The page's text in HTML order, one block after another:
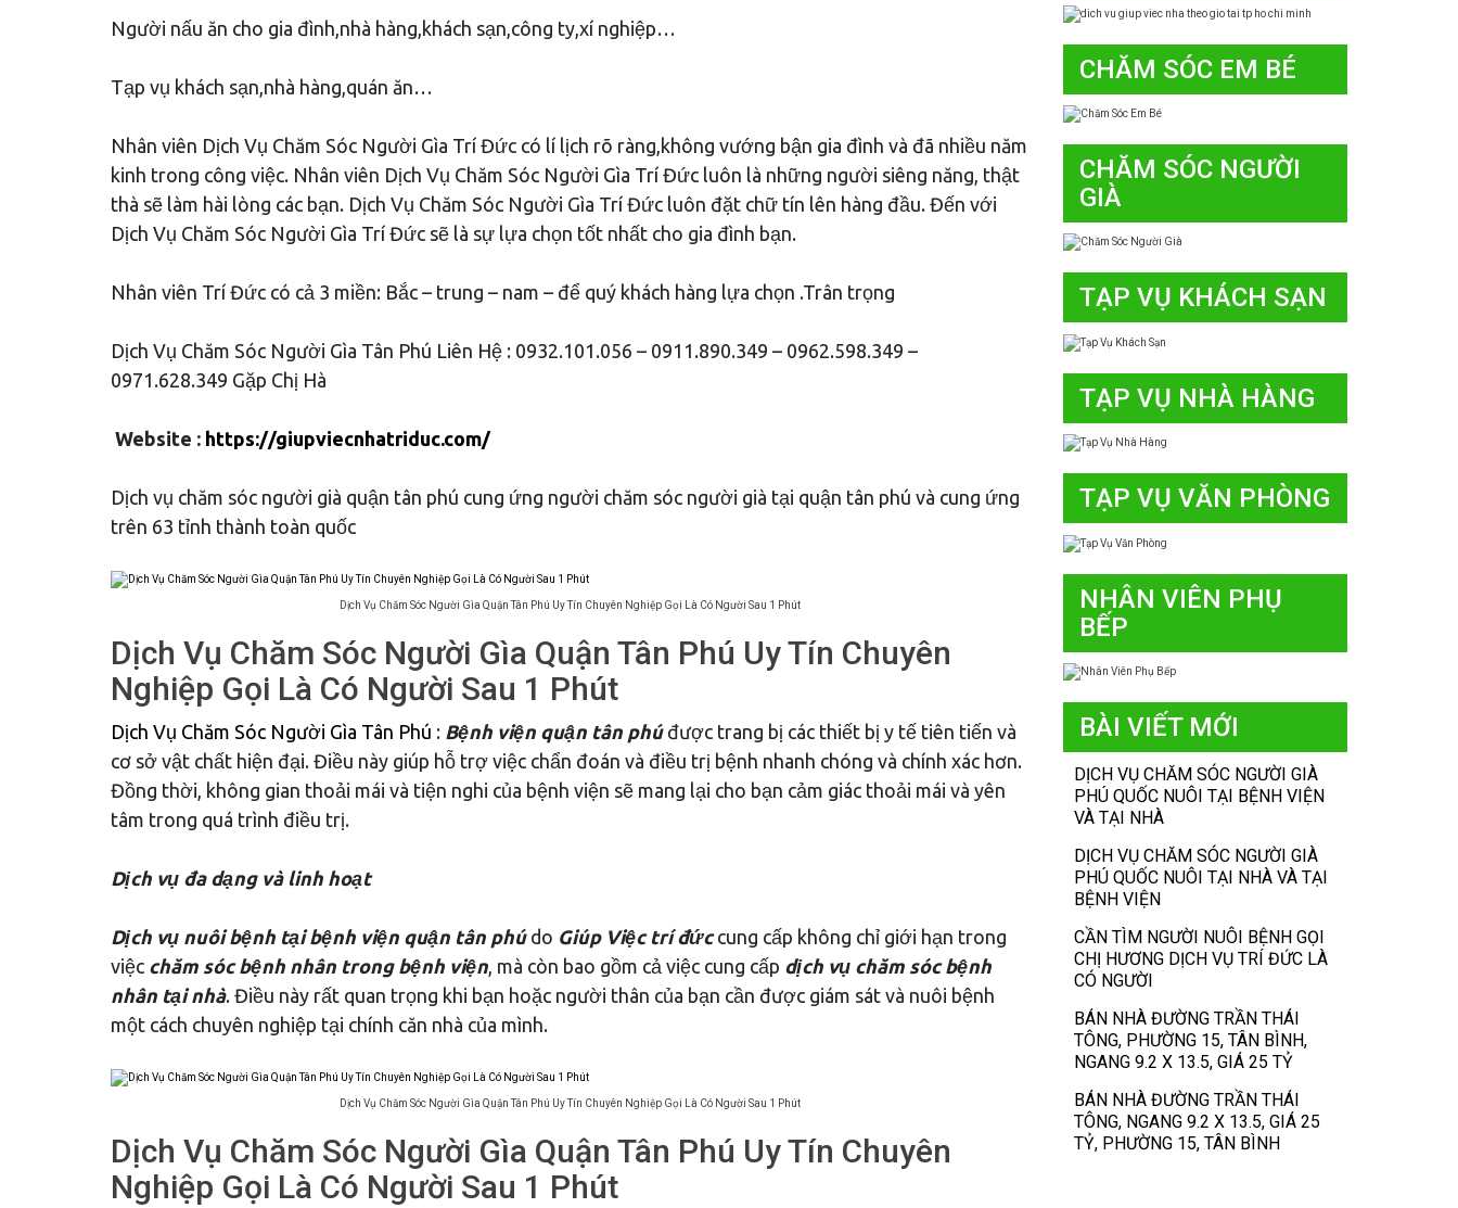
Người nấu ăn cho gia đình,nhà hàng,khách sạn,công ty,xí nghiệp…
Tạp vụ khách sạn,nhà hàng,quán ăn…
Nhân viên Dịch Vụ Chăm Sóc Người Gìa Trí Đức có lí lịch rõ ràng,không vướng bận gia đình và đã nhiều năm
kinh trong công việc. Nhân viên Dịch Vụ Chăm Sóc Người Gìa Trí Đức luôn là những người siêng năng, thật
thà sẽ làm hài lòng các bạn. Dịch Vụ Chăm Sóc Người Gìa Trí Đức luôn đặt chữ tín lên hàng đầu. Đến với
Dịch Vụ Chăm Sóc Người Gìa Trí Đức sẽ là sự lựa chọn tốt nhất cho gia đình bạn.
Nhân viên Trí Đức có cả 3 miền: Bắc – trung – nam – để quý khách hàng lựa chọn .Trân trọng
Dịch Vụ Chăm Sóc Người Gìa Tân Phú Liên Hệ : 0932.101.056 – 0911.890.349 – 0962.598.349 –
0971.628.349 Gặp Chị Hà
Website : https://giupviecnhatriduc.com/
Dịch vụ chăm sóc người già quận tân phú cung ứng người chăm sóc người già tại quận tân phú và cung ứng
trên 63 tỉnh thành toàn quốc
Dịch Vụ Chăm Sóc Người Gìa Quận Tân Phú Uy Tín Chuyên Nghiệp Gọi Là Có Người Sau 1 Phút
Dịch Vụ Chăm Sóc Người Gìa Quận Tân Phú Uy Tín Chuyên
Nghiệp Gọi Là Có Người Sau 1 Phút
Dịch Vụ Chăm Sóc Người Gìa Tân Phú : Bệnh viện quận tân phúđược trang bị các thiết bị y tế tiên tiến và
cơ sở vật chất hiện đại. Điều này giúp hỗ trợ việc chẩn đoán và điều trị bệnh nhanh chóng và chính xác hơn.
Đồng thời, không gian thoải mái và tiện nghi của bệnh viện sẽ mang lại cho bạn cảm giác thoải mái và yên
tâm trong quá trình điều trị.
Dịch vụ đa dạng và linh hoạt
Dịch vụ nuôi bệnh tại bệnh viện quận tân phúdo Giúp Việc trí đứccung cấp không chỉ giới hạn trong
việc chăm sóc bệnh nhân trong bệnh viện, mà còn bao gồm cả việc cung cấp dịch vụ chăm sóc bệnh
nhân tại nhà. Điều này rất quan trọng khi bạn hoặc người thân của bạn cần được giám sát và nuôi bệnh
một cách chuyên nghiệp tại chính căn nhà của mình.
Dịch Vụ Chăm Sóc Người Gìa Quận Tân Phú Uy Tín Chuyên Nghiệp Gọi Là Có Người Sau 1 Phút
Dịch Vụ Chăm Sóc Người Gìa Quận Tân Phú Uy Tín Chuyên
Nghiệp Gọi Là Có Người Sau 1 Phút
CHĂM SÓC EM BÉ
CHĂM SÓC NGƯỜI
GIÀ
TẠP VỤ KHÁCH SẠN
TẠP VỤ NHÀ HÀNG
TẠP VỤ VĂN PHÒNG
NHÂN VIÊN PHỤ
BẾP
BÀI VIẾT MỚI
DỊCH VỤ CHĂM SÓC NGƯỜI GIÀ
PHÚ QUỐC NUÔI TẠI BỆNH VIỆN
VÀ TẠI NHÀ
DỊCH VỤ CHĂM SÓC NGƯỜI GIÀ
PHÚ QUỐC NUÔI TẠI NHÀ VÀ TẠI
BỆNH VIỆN
CẦN TÌM NGƯỜI NUÔI BỆNH GỌI
CHỊ HƯƠNG DỊCH VỤ TRÍ ĐỨC LÀ
CÓ NGƯỜI
BÁN NHÀ ĐƯỜNG TRẦN THÁI
TÔNG, PHƯỜNG 15, TÂN BÌNH,
NGANG 9.2 X 13.5, GIÁ 25 TỶ
BÁN NHÀ ĐƯỜNG TRẦN THÁI
TÔNG, NGANG 9.2 X 13.5, GIÁ 25
TỶ, PHƯỜNG 15, TÂN BÌNH